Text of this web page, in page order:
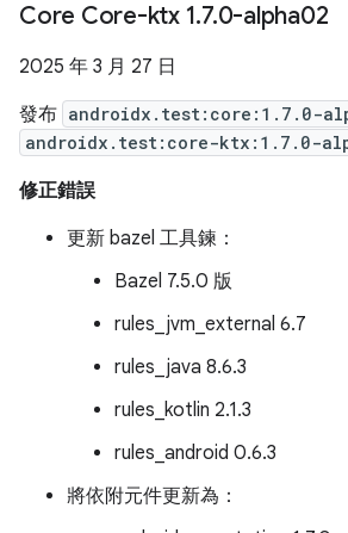
Core Core-ktx 1.7.0-alpha02
2025 年 3 月 27 日
發布 androidx.test:core:1.7.0-
androidx.test:core-ktx:1.7.0-
修正錯誤
更新 bazel 工具鍊：
Bazel 7.5.0 版
rules_jvm_external 6.7
rules_java 8.6.3
rules_kotlin 2.1.3
rules_android 0.6.3
將依附元件更新為：